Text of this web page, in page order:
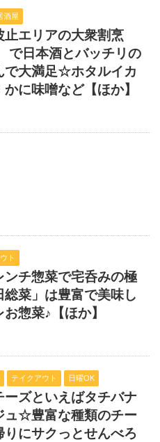
酒屋
止エリアの大衆割烹
で日本酒とバッチリの
で大満足☆ホタルイカ
に味噌など【ほか】
ト
ンチ惣菜で宅呑みの極
総菜」は豊富で美味し
惣菜♪【ほか】
テイクアウト 日曜OK
ーズといえばタチバナ
ュ☆豊富な種類のチー
りにサクっとせんべろ